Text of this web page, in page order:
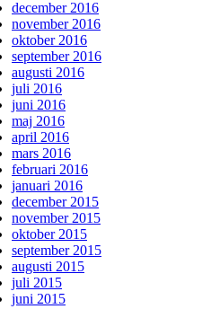
december 2016
november 2016
oktober 2016
september 2016
augusti 2016
juli 2016
juni 2016
maj 2016
april 2016
mars 2016
februari 2016
januari 2016
december 2015
november 2015
oktober 2015
september 2015
augusti 2015
juli 2015
juni 2015